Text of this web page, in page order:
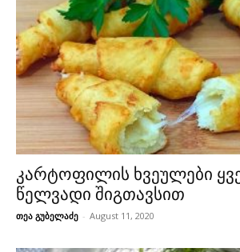
კარტოფილის ხვეულები
წელვადი შიგთავსით
თეა გუბელაძე - August 11, 2020